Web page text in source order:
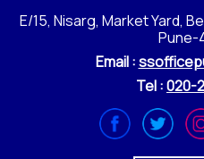
E/15, Nisarg, Market Yard,
Pune-
Email :
Tel :020-